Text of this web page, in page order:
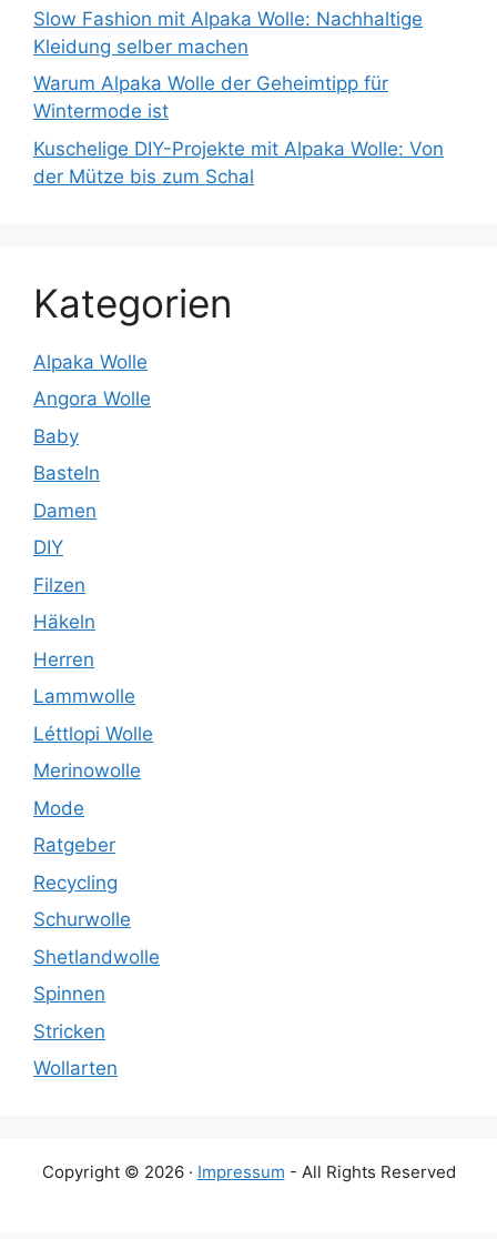
Slow Fashion mit Alpaka Wolle: Nachhaltige
Kleidung selber machen
Warum Alpaka Wolle der Geheimtipp für
Wintermode ist
Kuschelige DIY-Projekte mit Alpaka Wolle: Von
der Mütze bis zum Schal
Kategorien
Alpaka Wolle
Angora Wolle
Baby
Basteln
Damen
DIY
Filzen
Häkeln
Herren
Lammwolle
Léttlopi Wolle
Merinowolle
Mode
Ratgeber
Recycling
Schurwolle
Shetlandwolle
Spinnen
Stricken
Wollarten
Copyright © 2026 · Impressum - All Rights Reserved